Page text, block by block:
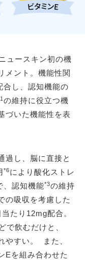
ュースキン初の機
メント。機能性関
合し、認知機能の
の維持に役立つ機
づいた機能性を表
過し、脳に直接と
*6により酸化ストレ
、認知機能*3の維持
の吸収を考慮した
たり12mg配合。
で飲むだけと、
やすい。 また、
Eを組み合わせた